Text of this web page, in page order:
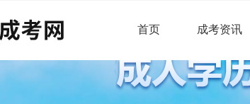
首页 成考资讯